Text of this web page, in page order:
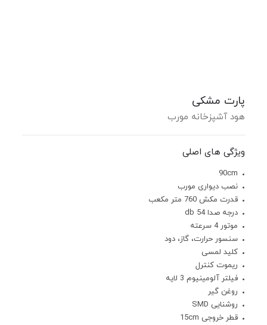
پارت مشکی
هود آشپزخانه مورب
ویژگی های اصلی
90cm
نصب دیواری مورب
قدرت مکش 760 متر مکعب
درجه صدا 54 db
موتور 4 سرعته
سنسور حرارت، گاز، دود
کلید لمسی
ریموت کنترل
فیلتر آلومینیوم 3 لایه
روغن گیر
روشنایی SMD
قطر خروجی 15cm